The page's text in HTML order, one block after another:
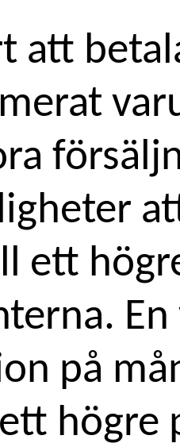
att
ett
på
högre